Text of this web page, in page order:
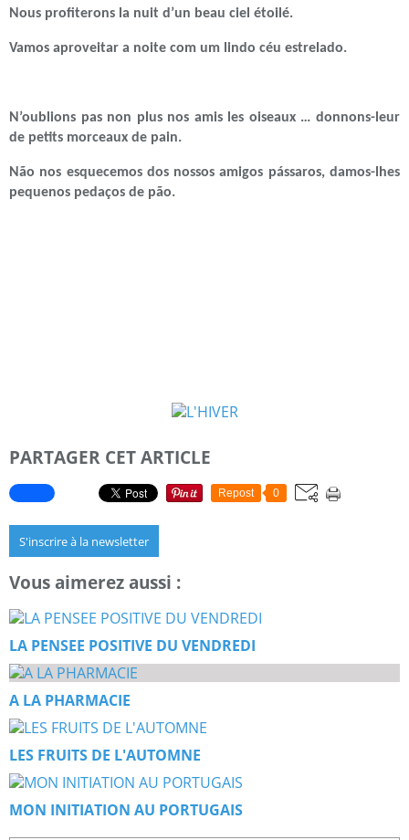
Nous profiterons la nuit d’un beau ciel étoilé.
Vamos aproveitar a noite com um lindo céu estrelado.
N’oublions pas non plus nos amis les oiseaux … donnons-leur
de petits morceaux de pain.
Não nos esquecemos dos nossos amigos pássaros, damos-lhes
pequenos pedaços de pão.
PARTAGER CET ARTICLE
Repost 0
S'inscrire à la newsletter
Vous aimerez aussi :
LA PENSEE POSITIVE DU VENDREDI
A LA PHARMACIE
LES FRUITS DE L'AUTOMNE
MON INITIATION AU PORTUGAIS